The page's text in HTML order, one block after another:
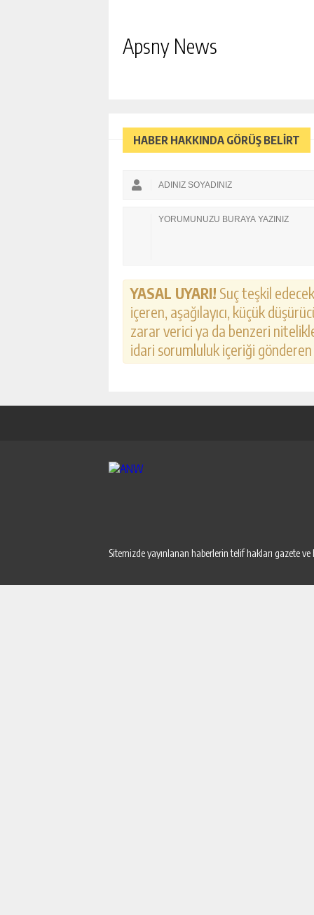
Apsny News
HABER HAKKINDA GÖRÜŞ BELİRT
YASAL UYARI! Suç teşkil
içeren, aşağılayıcı, küçük
zarar verici ya da benzeri
idari sorumluluk içeriği
Sitemizde yayınlanan haberlerin telif hakları gazete